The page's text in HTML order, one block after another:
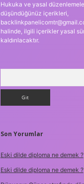
Hukuka ve yasal
düşündüğünüz içerikleri,
halinde, ilgili içerikler yasal
kaldırılacaktır.
Son Yorumlar
Eski dilde diploma ne demek ?
Eski dilde diploma ne demek ?